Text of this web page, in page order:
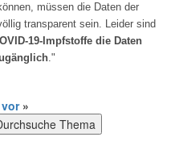
müssen die Daten der
transparent sein. Leider sind
19-Impfstoffe die Daten
."
»